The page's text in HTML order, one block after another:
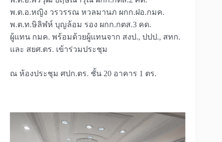
พ.ต.อ.หญิง วรวรรณ หวลมานภ ผกก.ฝอ.กมค.
พ.ต.ท.ษิลิฬห์ บุญล้อม รอง ผกก.กตส.3 คด.
ผู้แทน กมค. พร้อมด้วยผู้แทนจาก สงป., ปปป., สทก.
และ สยศ.ตร. เข้าร่วมประชุม
ณ ห้องประชุม ศปก.ตร. ชั้น 20 อาคาร 1 ตร.